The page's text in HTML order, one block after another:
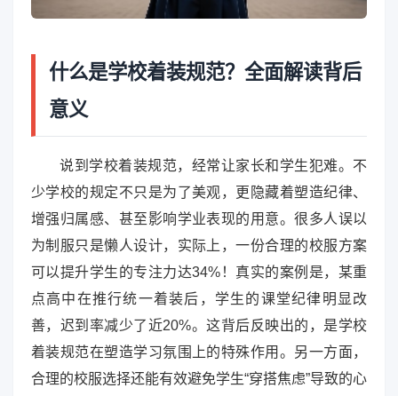
什么是学校着装规范？全面解读背后
意义
说到学校着装规范，经常让家长和学生犯难。不
少学校的规定不只是为了美观，更隐藏着塑造纪律、
增强归属感、甚至影响学业表现的用意。很多人误以
为制服只是懒人设计，实际上，一份合理的校服方案
可以提升学生的专注力达34%！真实的案例是，某重
点高中在推行统一着装后，学生的课堂纪律明显改
善，迟到率减少了近20%。这背后反映出的，是学校
着装规范在塑造学习氛围上的特殊作用。另一方面，
合理的校服选择还能有效避免学生“穿搭焦虑”导致的心